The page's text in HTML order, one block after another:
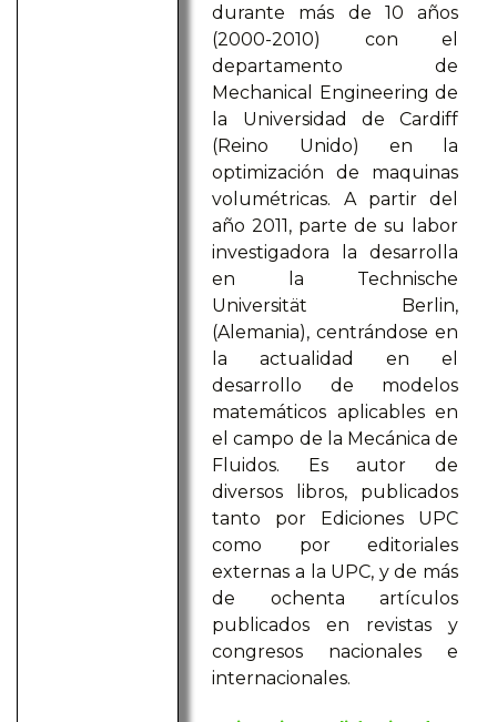
durante más de 10 años
(2000-2010) con el
departamento de
Mechanical Engineering de
la Universidad de Cardiff
(Reino Unido) en la
optimización de maquinas
volumétricas. A partir del
año 2011, parte de su labor
investigadora la desarrolla
en la Technische
Universität Berlin,
(Alemania), centrándose en
la actualidad en el
desarrollo de modelos
matemáticos aplicables en
el campo de la Mecánica de
Fluidos. Es autor de
diversos libros, publicados
tanto por Ediciones UPC
como por editoriales
externas a la UPC, y de más
de ochenta artículos
publicados en revistas y
congresos nacionales e
internacionales.